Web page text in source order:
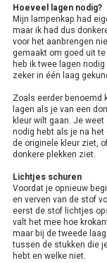
Hoeveel lagen nodig?
Mijn lampenkap had
maar ik had dus
voor het aanbrengen
gemaakt om goed uit
heb ik twee lagen
zeker in één laag
Zoals eerder benoemd
lagen als je van een
kleur wilt gaan. Je
nodig hebt als je na
de originele kleur ziet,
donkere plekken ziet.
Lichtjes schuren
Voordat je opnieuw
en verven van de stof
eerst de stof lichtjes
valt het mee hoe
maar bij de tweede
tussen de stukken die
hebt en welke niet.